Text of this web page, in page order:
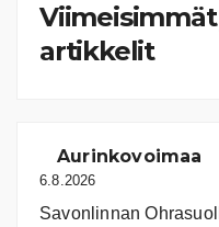
artikkelit
Aurinkovoimaa
6.8.2026
Savonlinnan